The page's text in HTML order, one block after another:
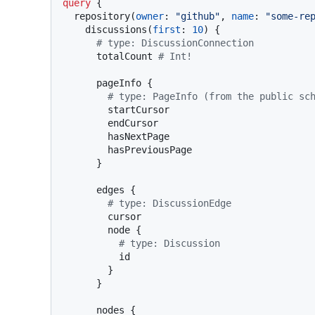
query {
  repository
(owner: "github" , name: "some-
    discussions
(first : 10)
{
# type: DiscussionConnection
      totalCount
# Int!
      pageInfo
{
# type: PageInfo (from the public
}
      edges
{
# type: DiscussionEdge
        node
{
# type: Discussion
}
}
      nodes
{